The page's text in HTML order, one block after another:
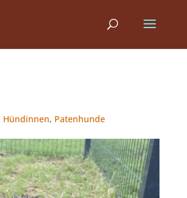
Hündinnen, Patenhunde